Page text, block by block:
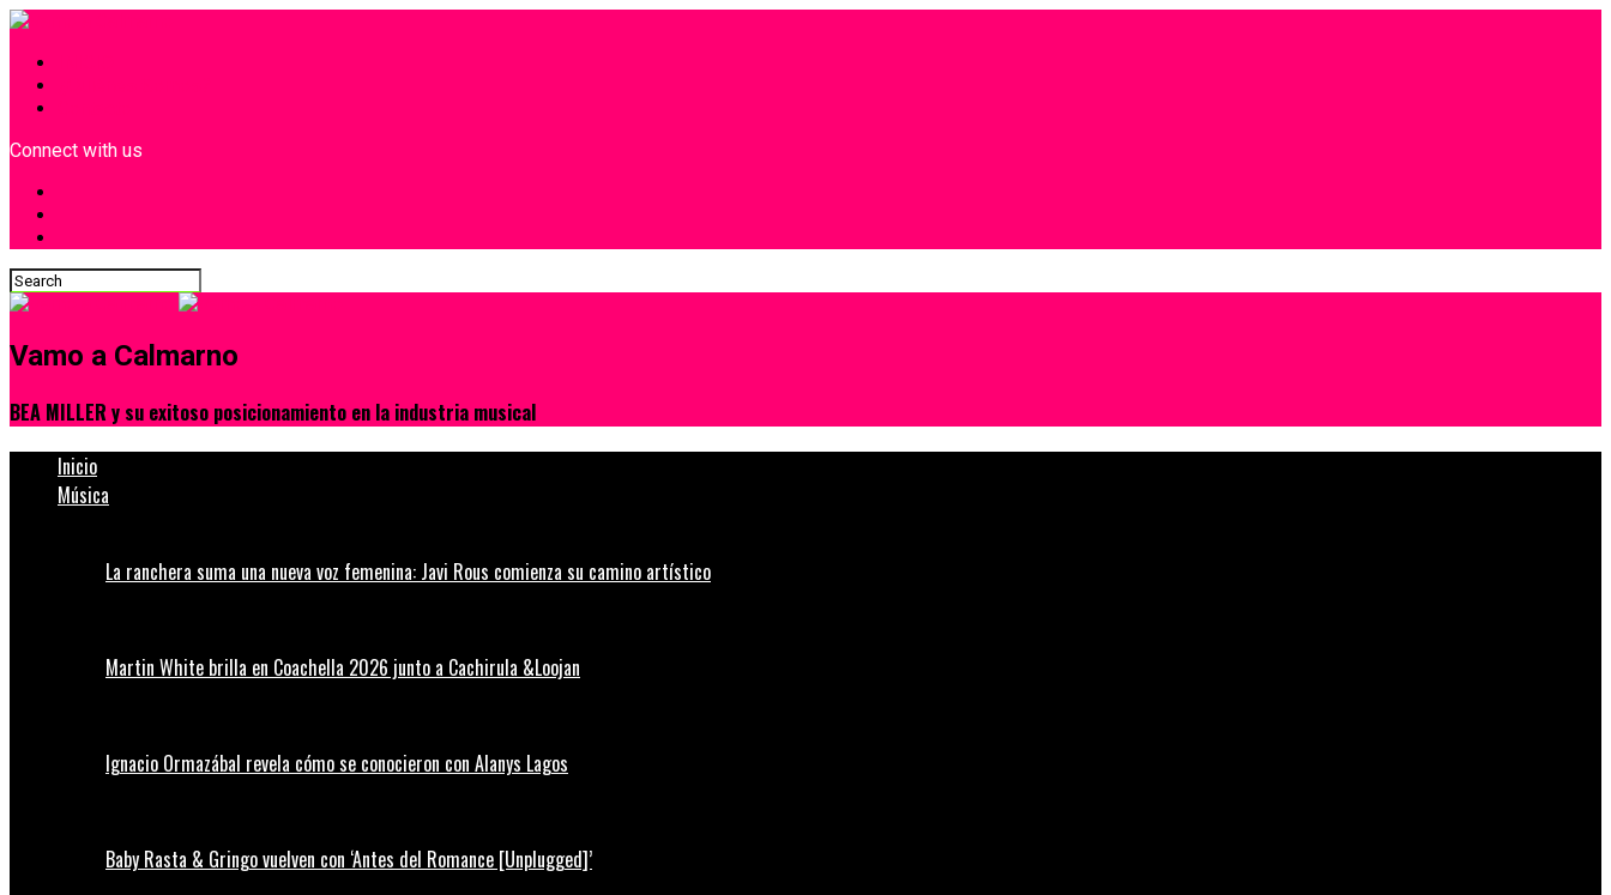
Connect with us
Vamo a Calmarno
BEA MILLER y su exitoso posicionamiento en la industria musical
Inicio
Música
La ranchera suma una nueva voz femenina: Javi Rous comienza su camino artístico
Martin White brilla en Coachella 2026 junto a Cachirula &Loojan
Ignacio Ormazábal revela cómo se conocieron con Alanys Lagos
Baby Rasta & Gringo vuelven con ‘Antes del Romance [Unplugged]’